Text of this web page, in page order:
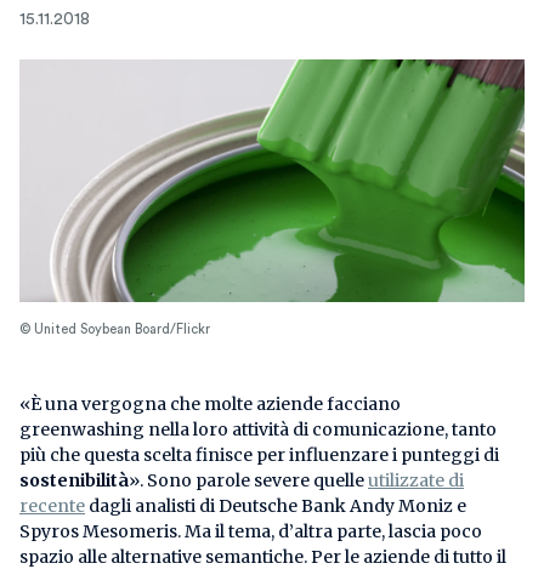
15.11.2018
© United Soybean Board/Flickr
«È una vergogna che molte aziende facciano
greenwashing nella loro attività di comunicazione, tanto
più che questa scelta finisce per influenzare i punteggi di
sostenibilità». Sono parole severe quelleutilizzate di
recente dagli analisti di Deutsche Bank Andy Moniz e
Spyros Mesomeris. Ma il tema, d’altra parte, lascia poco
spazio alle alternative semantiche. Per le aziende di tutto il